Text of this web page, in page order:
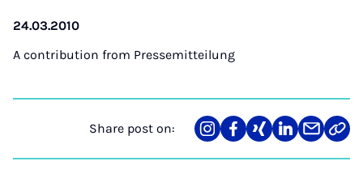
24.03.2010
A contribution from Pressemitteilung
Share post on:
Share
on
Teilen
auf
Teilen
auf
Teilen
auf
Teilen
über
Link